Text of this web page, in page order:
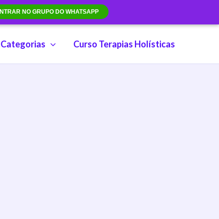
NO GRUPO DO WHATSAPP
Categorias Curso Terapias Holísticas